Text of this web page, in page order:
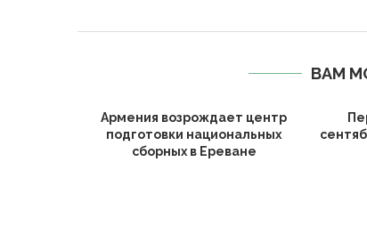
ВАМ
Армения возрождает центр
подготовки национальных
сборных в Ереване